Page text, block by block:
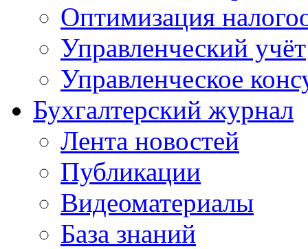
Оптимизация
Управленческий учёт
Управленческое
Бухгалтерский журнал
Лента новостей
Публикации
Видеоматериалы
База знаний